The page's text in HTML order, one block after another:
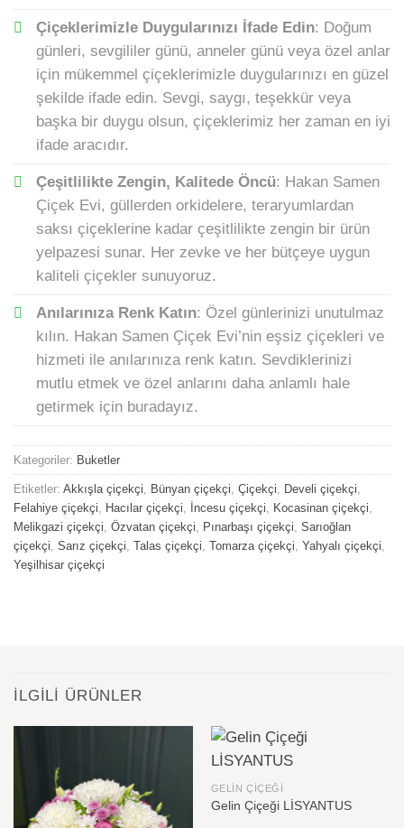
Çiçeklerimizle Duygularınızı İfade Edin: Doğum
günleri, sevgililer günü, anneler günü veya özel anlar
için mükemmel çiçeklerimizle duygularınızı en güzel
şekilde ifade edin. Sevgi, saygı, teşekkür veya
başka bir duygu olsun, çiçeklerimiz her zaman en iyi
ifade aracıdır.
Çeşitlilikte Zengin, Kalitede Öncü: Hakan Samen
Çiçek Evi, güllerden orkidelere, teraryumlardan
saksı çiçeklerine kadar çeşitlilikte zengin bir ürün
yelpazesi sunar. Her zevke ve her bütçeye uygun
kaliteli çiçekler sunuyoruz.
Anılarınıza Renk Katın: Özel günlerinizi unutulmaz
kılın. Hakan Samen Çiçek Evi’nin eşsiz çiçekleri ve
hizmeti ile anılarınıza renk katın. Sevdiklerinizi
mutlu etmek ve özel anlarını daha anlamlı hale
getirmek için buradayız.
Kategoriler: Buketler
Etiketler: Akkışla çiçekçi, Bünyan çiçekçi, Çiçekçi, Develi çiçekçi,
Felahiye çiçekçi, Hacılar çiçekçi, İncesu çiçekçi, Kocasinan çiçekçi,
Melikgazi çiçekçi, Özvatan çiçekçi, Pınarbaşı çiçekçi, Sarıoğlan
çiçekçi, Sarız çiçekçi, Talas çiçekçi, Tomarza çiçekçi, Yahyalı çiçekçi,
Yeşilhisar çiçekçi
İLGILI ÜRÜNLER
GELIN ÇIÇEĞI
Gelin Çiçeği LİSYANTUS